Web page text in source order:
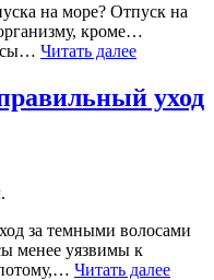
на море? Отпуск на
кроме…
Читать далее
уход
за темными волосами
менее уязвимы к
Читать далее